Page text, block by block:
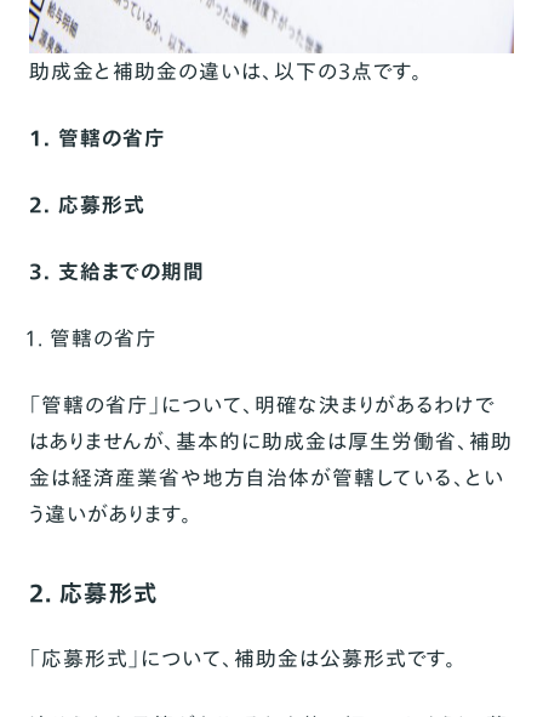
助成金と補助金の違いは、以下の3点です。
1. 管轄の省庁
2. 応募形式
3. 支給までの期間
管轄の省庁
「管轄の省庁」について、明確な決まりがあるわけで
はありませんが、基本的に助成金は厚生労働省、補助
金は経済産業省や地方自治体が管轄している、とい
う違いがあります。
2. 応募形式
「応募形式」について、補助金は公募形式です。